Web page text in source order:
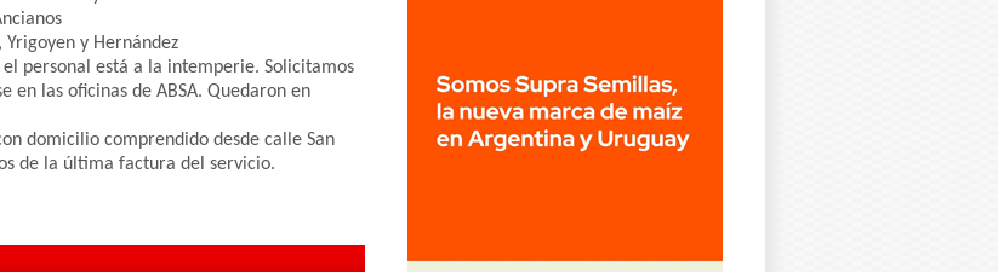
y Hernández
personal está a la intemperie. Solicitamos
en las oficinas de ABSA. Quedaron en
domicilio comprendido desde calle San
de la última factura del servicio.